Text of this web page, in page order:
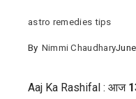
astro remedies tips
By Nimmi Chaudhary
Aaj Ka Rashifal : आज